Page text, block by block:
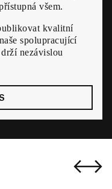
všem.
kvalitní
spolupracující
nezávislou